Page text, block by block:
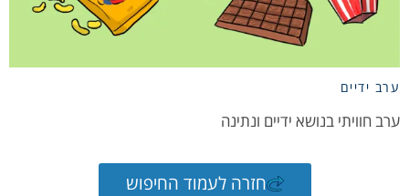
ערב ידיים
ערב חוויתי בנושא ידיים ונתינה
חזרה לעמוד החיפוש